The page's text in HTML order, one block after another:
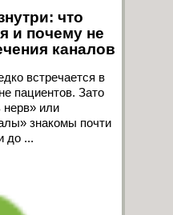
что
и почему не
каналов
встречается в
пациентов. Зато
или
знакомы почти
до ...